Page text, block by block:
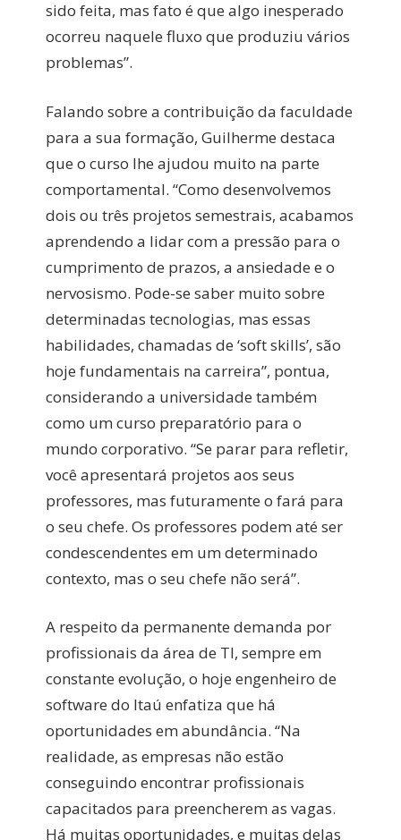
sido feita, mas fato é que algo inesperado
ocorreu naquele fluxo que produziu vários
problemas”.
Falando sobre a contribuição da faculdade
para a sua formação, Guilherme destaca
que o curso lhe ajudou muito na parte
comportamental. “Como desenvolvemos
dois ou três projetos semestrais, acabamos
aprendendo a lidar com a pressão para o
cumprimento de prazos, a ansiedade e o
nervosismo. Pode-se saber muito sobre
determinadas tecnologias, mas essas
habilidades, chamadas de ‘soft skills’, são
hoje fundamentais na carreira”, pontua,
considerando a universidade também
como um curso preparatório para o
mundo corporativo. “Se parar para refletir,
você apresentará projetos aos seus
professores, mas futuramente o fará para
o seu chefe. Os professores podem até ser
condescendentes em um determinado
contexto, mas o seu chefe não será”.
A respeito da permanente demanda por
profissionais da área de TI, sempre em
constante evolução, o hoje engenheiro de
software do Itaú enfatiza que há
oportunidades em abundância. “Na
realidade, as empresas não estão
conseguindo encontrar profissionais
capacitados para preencherem as vagas.
Há muitas oportunidades, e muitas delas